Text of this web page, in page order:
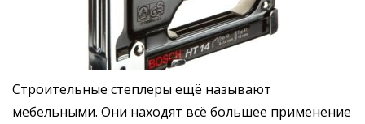
Строительные степлеры ещё называют
мебельными. Они находят всё большее применение